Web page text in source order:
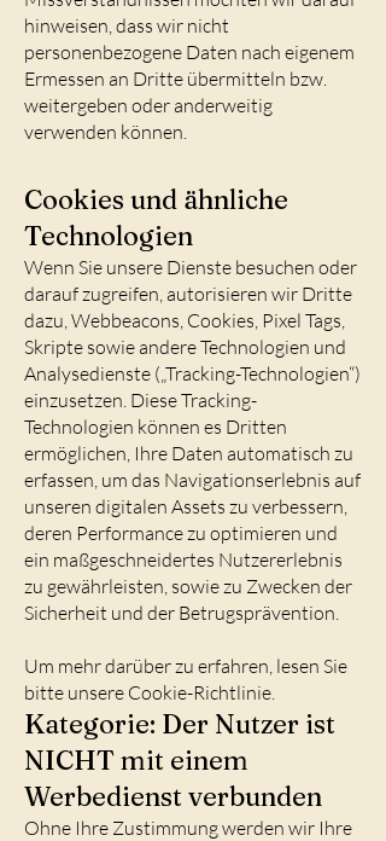
hinweisen, dass wir nicht
personenbezogene Daten nach eigenem
Ermessen an Dritte übermitteln bzw.
weitergeben oder anderweitig
verwenden können.
Cookies und ähnliche
Technologien
Wenn Sie unsere Dienste besuchen oder
darauf zugreifen, autorisieren wir Dritte
dazu, Webbeacons, Cookies, Pixel Tags,
Skripte sowie andere Technologien und
Analysedienste („Tracking-Technologien“)
einzusetzen. Diese Tracking-
Technologien können es Dritten
ermöglichen, Ihre Daten automatisch zu
erfassen, um das Navigationserlebnis auf
unseren digitalen Assets zu verbessern,
deren Performance zu optimieren und
ein maßgeschneidertes Nutzererlebnis
zu gewährleisten, sowie zu Zwecken der
Sicherheit und der Betrugsprävention.
Um mehr darüber zu erfahren, lesen Sie
bitte unsere Cookie-Richtlinie.
Kategorie: Der Nutzer ist
NICHT mit einem
Werbedienst verbunden
Ohne Ihre Zustimmung werden wir Ihre